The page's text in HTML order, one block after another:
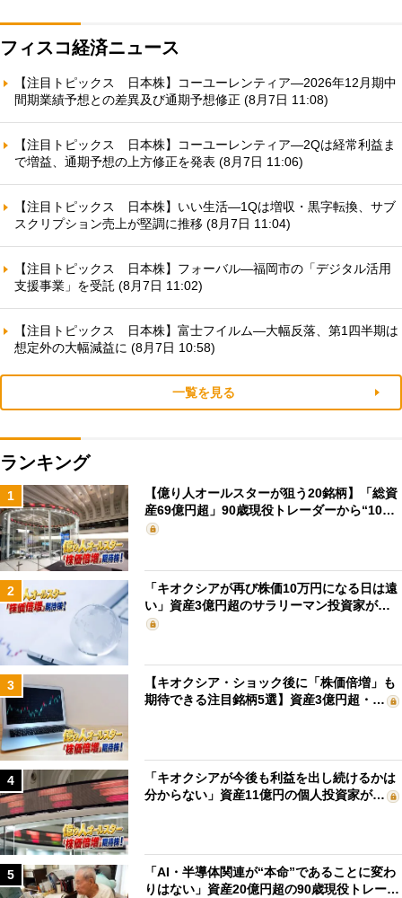
フィスコ経済ニュース
【注目トピックス 日本株】コーユーレンティア—2026年12月期中
間期業績予想との差異及び通期予想修正 (8月7日 11:08)
【注目トピックス 日本株】コーユーレンティア—2Qは経常利益ま
で増益、通期予想の上方修正を発表 (8月7日 11:06)
【注目トピックス 日本株】いい生活—1Qは増収・黒字転換、サブ
スクリプション売上が堅調に推移 (8月7日 11:04)
【注目トピックス 日本株】フォーバル—福岡市の「デジタル活用
支援事業」を受託 (8月7日 11:02)
【注目トピックス 日本株】富士フイルム—大幅反落、第1四半期は
想定外の大幅減益に (8月7日 10:58)
一覧を見る
ランキング
1
【億り人オールスターが狙う20銘柄】「総資
産69億円超」90歳現役トレーダーから“10…
2
「キオクシアが再び株価10万円になる日は遠
い」資産3億円超のサラリーマン投資家が…
3
【キオクシア・ショック後に「株価倍増」も
期待できる注目銘柄5選】資産3億円超・…
4
「キオクシアが今後も利益を出し続けるかは
分からない」資産11億円の個人投資家が…
5
「AI・半導体関連が“本命”であることに変わ
りはない」資産20億円超の90歳現役トレー…